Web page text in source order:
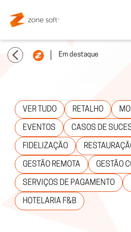
Em destaque
VER TUDO RETALHO
EVENTOS CASOS DE
FIDELIZAÇÃO
GESTÃO REMOTA GESTÃO
SERVIÇOS DE PAGAMENTO
HOTELARIA F&B